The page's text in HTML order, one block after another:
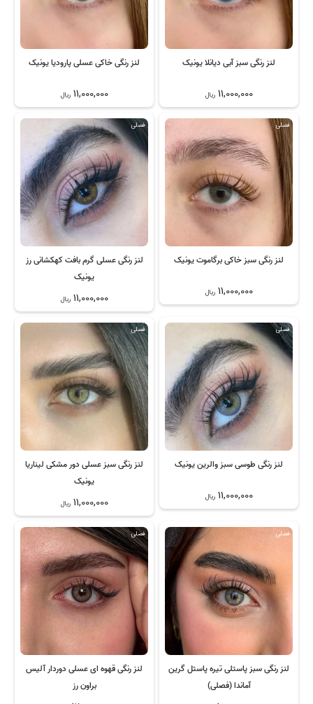
لنز رنگی سبز آبی دیانلا یونیک
11,000,000 ریال
لنز رنگی خاکی عسلی پارودیا یونیک
11,000,000 ریال
لنز رنگی سبز خاکی برگاموت یونیک
11,000,000 ریال
فصلی
لنز رنگی عسلی گرم بافت کهکشانی رز
یونیک
11,000,000 ریال
فصلی
لنز رنگی طوسی سبز والرین یونیک
11,000,000 ریال
فصلی
لنز رنگی سبز عسلی دور مشکی لیناریا
یونیک
11,000,000 ریال
فصلی
لنز رنگی سبز پاستلی تیره پاستل گرین
آماندا (فصلی)
فصلی
لنز رنگی قهوه ای عسلی دوردار آلیس
براون رز
فصلی